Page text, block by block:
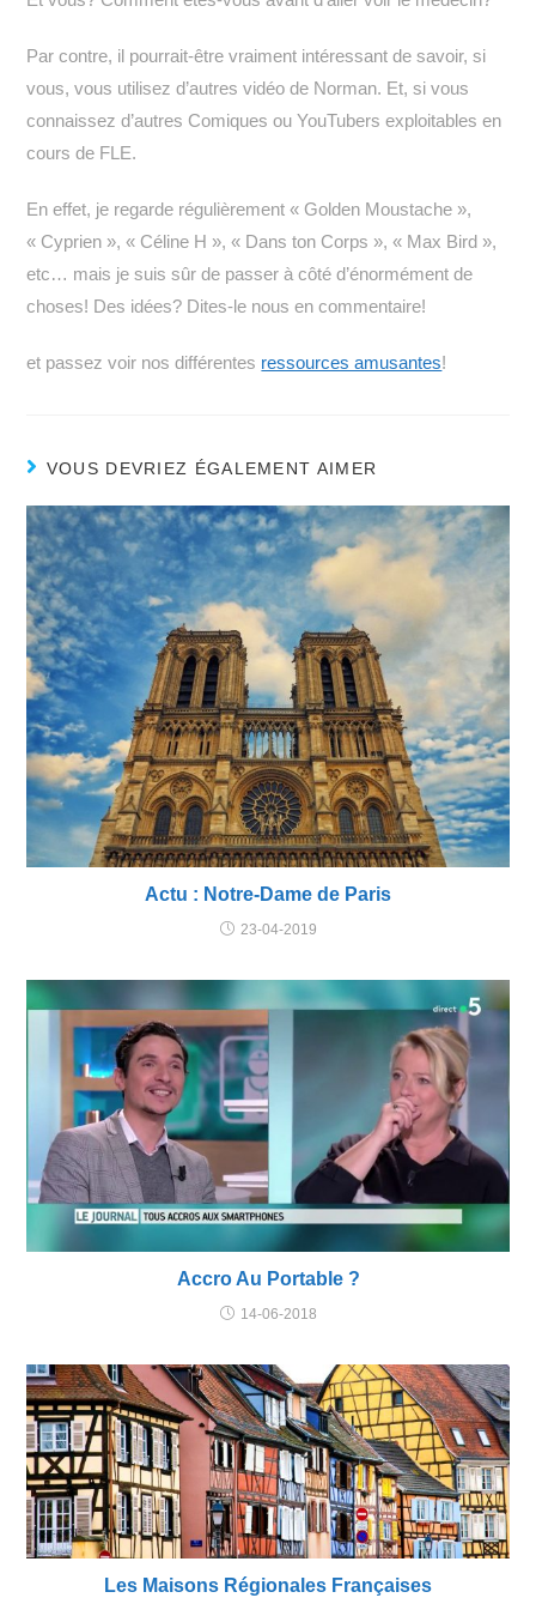
Par contre, il pourrait-être vraiment intéressant de savoir, si
vous, vous utilisez d’autres vidéo de Norman. Et, si vous
connaissez d’autres Comiques ou YouTubers exploitables en
cours de FLE.
En effet, je regarde régulièrement « Golden Moustache »,
« Cyprien », « Céline H », « Dans ton Corps », « Max Bird »,
etc… mais je suis sûr de passer à côté d’énormément de
choses! Des idées? Dites-le nous en commentaire!
et passez voir nos différentes ressources amusantes!
VOUS DEVRIEZ ÉGALEMENT AIMER
Actu : Notre-Dame de Paris
23-04-2019
Accro Au Portable ?
14-06-2018
Les Maisons Régionales Françaises